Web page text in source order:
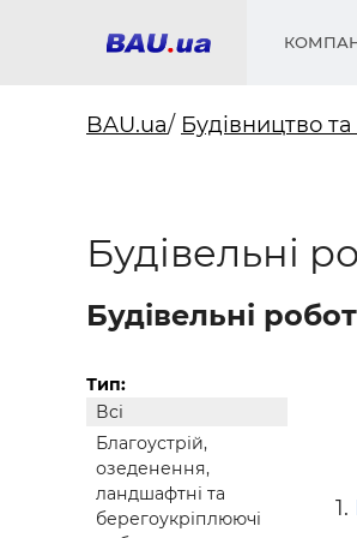
BAU.ua/ Будівництво та
Будівельні
Будівельні
Тип:
Всі
Благоустрій,
озеденення,
ландшафтні та
берегоукріплюючі